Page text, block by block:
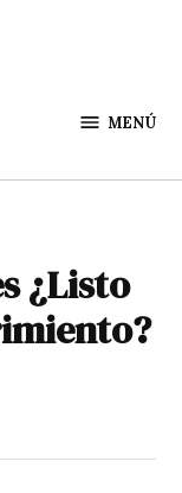
MENÚ
¿Listo